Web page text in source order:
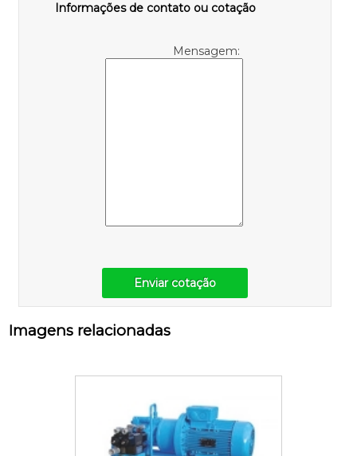
Informações de contato ou cotação
Mensagem:
Enviar cotação
Imagens relacionadas